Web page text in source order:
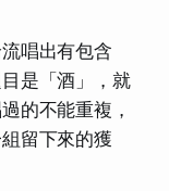
唱出有包含
是「酒」，就
的不能重複，
留下來的獲